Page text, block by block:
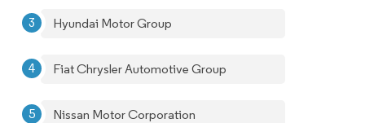
Hyundai Motor Group
Fiat Chrysler Automotive Group
Nissan Motor Corporation